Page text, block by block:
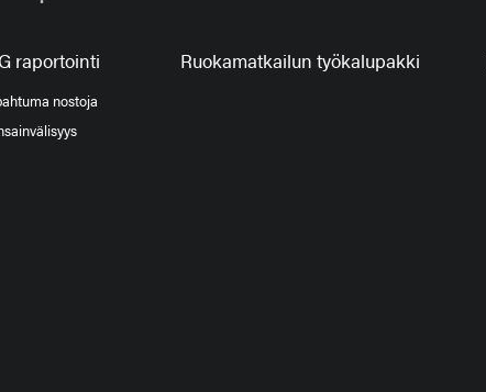
raportointi
nostoja
Ruokamatkailun työkalupakki